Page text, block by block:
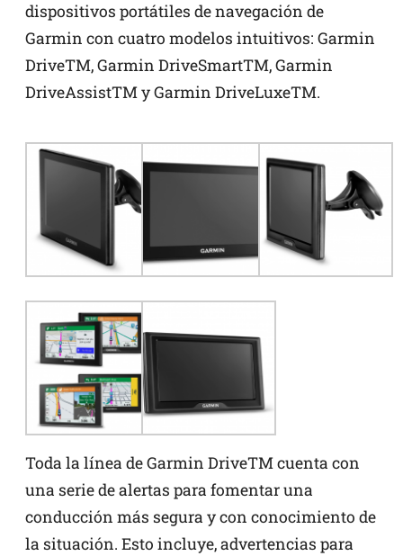
dispositivos portátiles de navegación de
Garmin con cuatro modelos intuitivos: Garmin
DriveTM, Garmin DriveSmartTM, Garmin
DriveAssistTM y Garmin DriveLuxeTM.
Toda la línea de Garmin DriveTM cuenta con
una serie de alertas para fomentar una
conducción más segura y con conocimiento de
la situación. Esto incluye, advertencias para